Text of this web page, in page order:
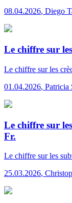
08.04.2026, Diego
Le chiffre sur
Le chiffre sur les
01.04.2026, Patricia
Le chiffre sur
Fr.
Le chiffre sur les
25.03.2026,